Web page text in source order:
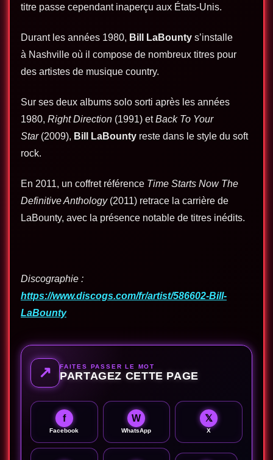
titre passe cependant inaperçu aux États-Unis.
Durant les années 1980, Bill LaBounty s’installe
à Nashville où il compose de nombreux titres pour
des artistes de musique country.
Sur ses deux albums solo sorti après les années
1980, Right Direction (1991) etBack To Your
Star(2009), Bill LaBounty reste dans le style du soft
rock.
En 2011, un coffret référence Time Starts Now The
Definitive Anthology(2011) retrace la carrière de
LaBounty, avec la présence notable de titres inédits.
Discographie :
https://www.discogs.com/fr/artist/586602-Bill-
LaBounty
↗ FAITES PASSER LE MOT
PARTAGEZ CETTE PAGE
f
Facebook
W
WhatsApp
𝕏
X